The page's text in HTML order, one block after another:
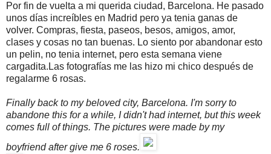
Por fin de vuelta a mi querida ciudad, Barcelona. He pasado
unos días increíbles en Madrid pero ya tenia ganas de
volver. Compras, fiesta, paseos, besos, amigos, amor,
clases y cosas no tan buenas. Lo siento por abandonar esto
un pelin, no tenia internet, pero esta semana viene
cargadita.Las fotografías me las hizo mi chico después de
regalarme 6 rosas.
Finally back to my beloved city, Barcelona. I'm sorry to
abandone this for a while, I didn't had internet, but this week
comes full of things. The pictures were made by my
boyfriend after give me 6 roses.